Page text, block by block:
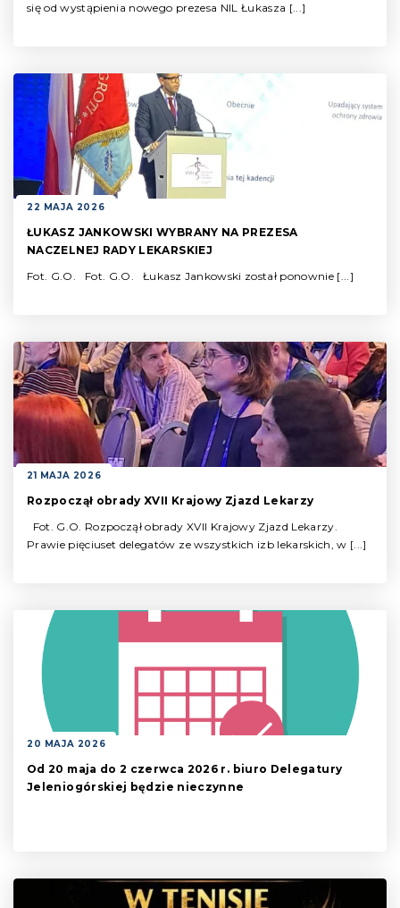
się od wystąpienia nowego prezesa NIL Łukasza [...]
22 MAJA 2026
ŁUKASZ JANKOWSKI WYBRANY NA PREZESA
NACZELNEJ RADY LEKARSKIEJ
Fot. G.O. Fot. G.O. Łukasz Jankowski został ponownie [...]
21 MAJA 2026
Rozpoczął obrady XVII Krajowy Zjazd Lekarzy
Fot. G.O. Rozpoczął obrady XVII Krajowy Zjazd Lekarzy.
Prawie pięciuset delegatów ze wszystkich izb lekarskich, w [...]
20 MAJA 2026
Od 20 maja do 2 czerwca 2026 r. biuro Delegatury
Jeleniogórskiej będzie nieczynne